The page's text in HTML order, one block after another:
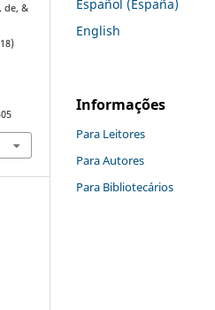
de, &
Español (España)
English
Informações
Para Leitores
Para Autores
Para Bibliotecários